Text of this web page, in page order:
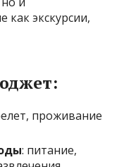
как экскурсии,
проживание
: питание,